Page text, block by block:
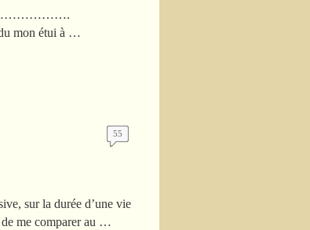
……………….
mon étui à …
55
sur la durée d’une vie
me comparer au …